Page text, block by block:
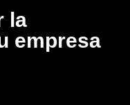
la
empresa